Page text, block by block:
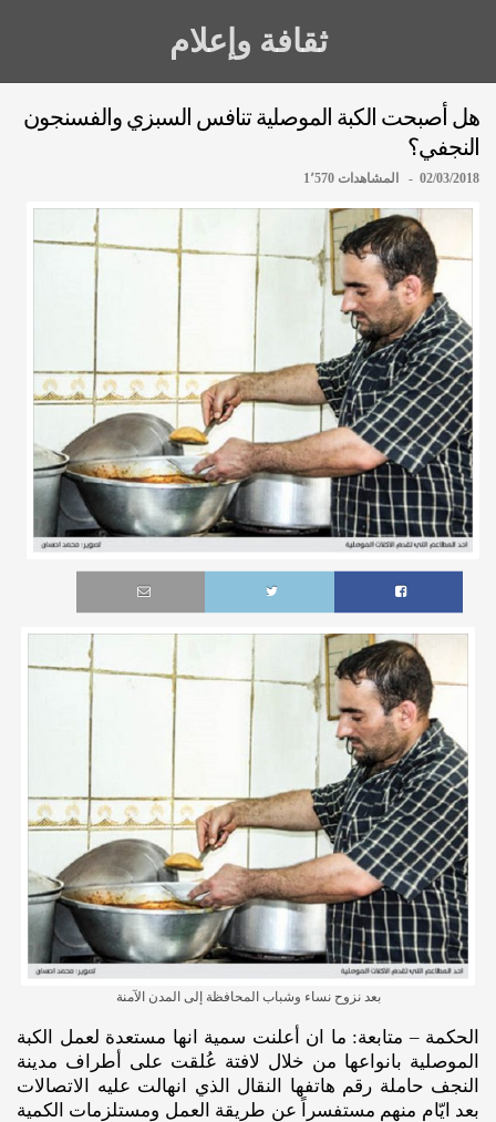
ثقافة وإعلام
هل أصبحت الكبة الموصلية تنافس السبزي والفسنجون
النجفي؟
02/03/2018 - المشاهدات 1٬570
بعد نزوح نساء وشباب المحافظة إلى المدن الآمنة
الحكمة – متابعة: ما ان أعلنت سمية انها مستعدة لعمل الكبة
الموصلية بانواعها من خلال لافتة عُلقت على أطراف مدينة
النجف حاملة رقم هاتفها النقال الذي انهالت عليه الاتصالات
بعد ايّام منهم مستفسراً عن طريقة العمل ومستلزمات الكمية